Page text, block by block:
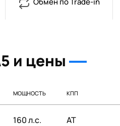
и цены
МОЩНОСТЬ КПП
160 л.с. AT